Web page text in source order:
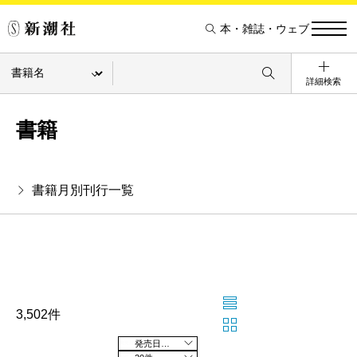
本・雑誌・ウェブ
詳細検索
書籍
書籍月別刊行一覧
3,502件